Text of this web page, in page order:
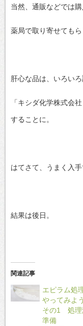
当然、通販などでは
薬局で取り寄せてもら
肝心な品は、いろいろ
「キシダ化学株式会
することに。
はてさて、うまく入
結果は後日。
関連記事
エピラム処
やってみよ
その1 処理
準備